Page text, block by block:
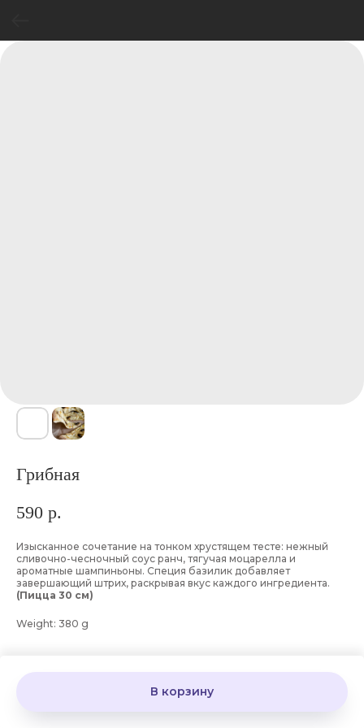
Грибная
590 р.
В корзину
Изысканное сочетание на тонком хрустящем тесте: нежный
сливочно-чесночный соус ранч, тягучая моцарелла и
ароматные шампиньоны. Специя базилик добавляет
завершающий штрих, раскрывая вкус каждого ингредиента.
(Пицца 30 см)
Weight: 380 g